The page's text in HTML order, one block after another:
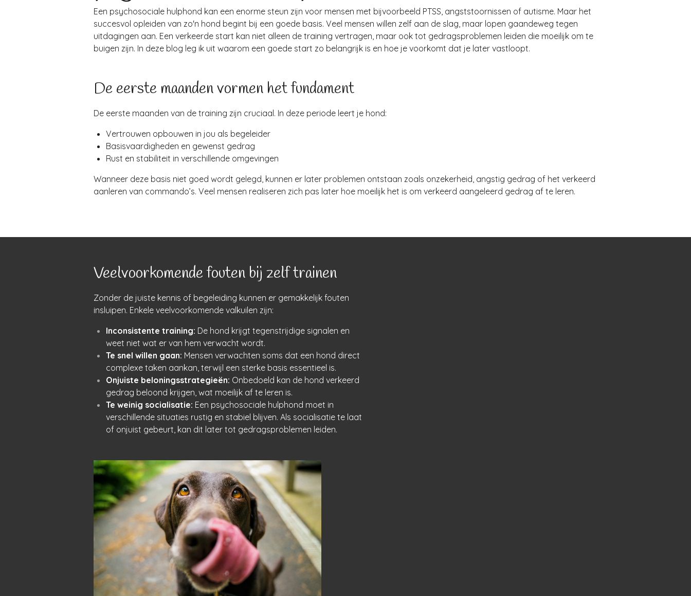
Een psychosociale hulphond kan een enorme steun zijn voor mensen met bijvoorbeeld PTSS, angststoornissen of autisme. Maar het
succesvol opleiden van zo'n hond begint bij een goede basis. Veel mensen willen zelf aan de slag, maar lopen gaandeweg tegen
uitdagingen aan. Een verkeerde start kan niet alleen de training vertragen, maar ook tot gedragsproblemen leiden die moeilijk om te
buigen zijn. In deze blog leg ik uit waarom een goede start zo belangrijk is en hoe je voorkomt dat je later vastloopt.
De eerste maanden vormen het fundament
De eerste maanden van de training zijn cruciaal. In deze periode leert je hond:
Vertrouwen opbouwen in jou als begeleider
Basisvaardigheden en gewenst gedrag
Rust en stabiliteit in verschillende omgevingen
Wanneer deze basis niet goed wordt gelegd, kunnen er later problemen ontstaan zoals onzekerheid, angstig gedrag of het verkeerd
aanleren van commando’s. Veel mensen realiseren zich pas later hoe moeilijk het is om verkeerd aangeleerd gedrag af te leren.
Veelvoorkomende fouten bij zelf trainen
Zonder de juiste kennis of begeleiding kunnen er gemakkelijk fouten
insluipen. Enkele veelvoorkomende valkuilen zijn:
Inconsistente training: De hond krijgt tegenstrijdige signalen en
weet niet wat er van hem verwacht wordt.
Te snel willen gaan: Mensen verwachten soms dat een hond direct
complexe taken aankan, terwijl een sterke basis essentieel is.
Onjuiste beloningsstrategieën: Onbedoeld kan de hond verkeerd
gedrag beloond krijgen, wat moeilijk af te leren is.
Te weinig socialisatie: Een psychosociale hulphond moet in
verschillende situaties rustig en stabiel blijven. Als socialisatie te laat
of onjuist gebeurt, kan dit later tot gedragsproblemen leiden.